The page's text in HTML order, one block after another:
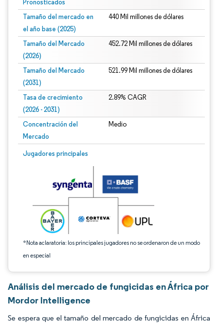
Pronosticados
Tamaño del mercado en
el año base (2025)
440 Mil millones de dólares
Tamaño del Mercado
(2026)
452.72 Mil millones de dólares
Tamaño del Mercado
(2031)
521.99 Mil millones de dólares
Tasa de crecimiento
(2026 - 2031)
2.89% CAGR
Concentración del
Mercado
Medio
Jugadores principales
*Nota aclaratoria: los principales jugadores no se ordenaron de un modo
en especial
Imagen © Mordor Intelligence. El uso requiere atribución según CC BY 4.0.
Análisis del mercado de fungicidas en África por
Mordor Intelligence
Se espera que el tamaño del mercado de fungicidas en África